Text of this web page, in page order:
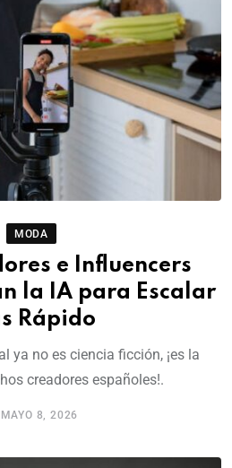
MODA
e Influencers
la IA para Escalar
Rápido
ya no es ciencia ficción, ¡es la
creadores españoles!.
MAYO 8, 2026